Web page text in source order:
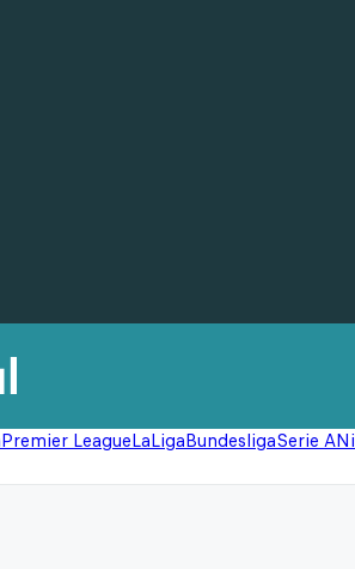
Premier LeagueLaLigaBundesligaSerie A